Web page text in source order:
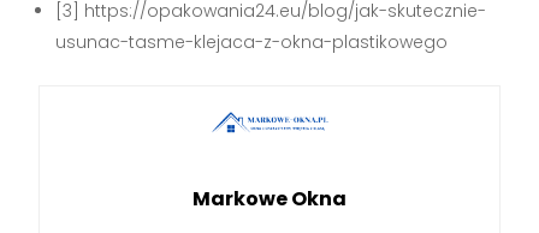
[3] https://opakowania24.eu/blog/jak-skutecznie-
usunac-tasme-klejaca-z-okna-plastikowego
Markowe Okna